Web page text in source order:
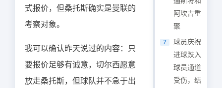
式报价，但桑托斯确实是曼联的
考察对象。
我可以确认昨天说过的内容：只
要报价足够有诚意，切尔西愿意
放走桑托斯，但球队并不急于出
阿坎吉重
聚
7
球员庆祝
进球跌入
球员通道
受伤，结